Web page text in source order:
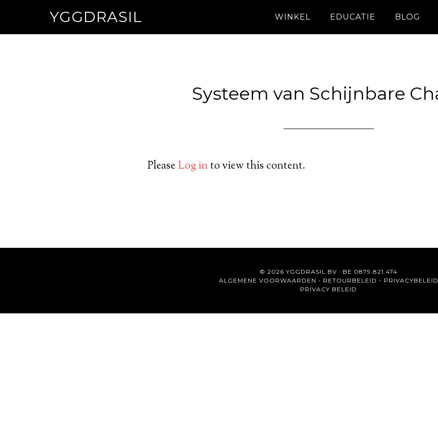
YGGDRASIL WINKEL EDUCATIE BLOG
Systeem van Schijnbare
PleaseLog into view this content.
© 2026 YGGDRASIL BV · BE 0879.821.474
ALGEMENE VOORWAARDEN - RETOURBELEID - PRIVACYBELEID
PRIVACY BELEID